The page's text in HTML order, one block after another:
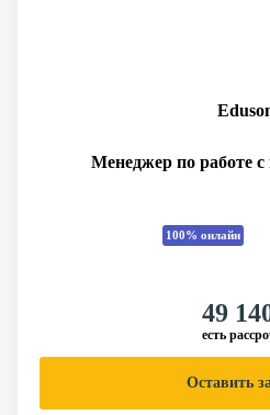
Менеджер по работе
100% онлайн
49
есть
Оставить